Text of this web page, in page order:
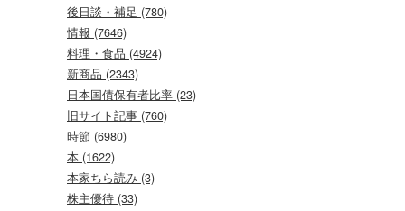
後日談・補足 (780)
情報 (7646)
料理・食品 (4924)
新商品 (2343)
日本国債保有者比率 (23)
旧サイト記事 (760)
時節 (6980)
本 (1622)
本家ちら読み (3)
株主優待 (33)